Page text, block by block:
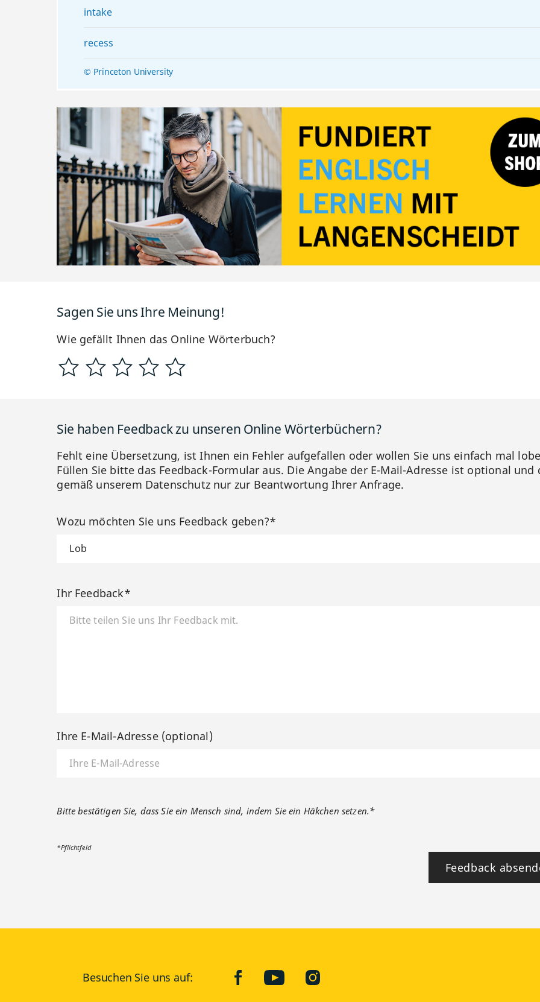
intake
recess
© Princeton University
Sagen Sie uns Ihre Meinung!
Wie gefällt Ihnen das Online Wörterbuch?
Sie haben Feedback zu unseren Online Wörterbüchern?
Fehlt eine Übersetzung, ist Ihnen ein Fehler aufgefallen oder wollen Sie uns einfach mal
Füllen Sie bitte das Feedback-Formular aus. Die Angabe der E-Mail-Adresse ist optional und
gemäß unserem Datenschutz nur zur Beantwortung Ihrer Anfrage.
Wozu möchten Sie uns Feedback geben?*
Ihr Feedback*
Ihre E-Mail-Adresse (optional)
Bitte bestätigen Sie, dass Sie ein Mensch sind, indem Sie ein Häkchen setzen.*
*Pflichtfeld
Feedback
Besuchen Sie uns auf: facebookYouTubeInstagram